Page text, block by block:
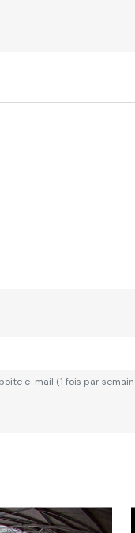
e-mail (1 fois par